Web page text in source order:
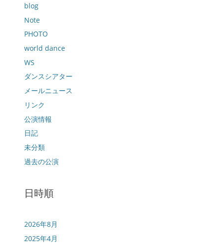
blog
Note
PHOTO
world dance
WS
ダンスシアター
メールニュース
リンク
公演情報
日記
未分類
過去の公演
日時順
2026年8月
2025年4月